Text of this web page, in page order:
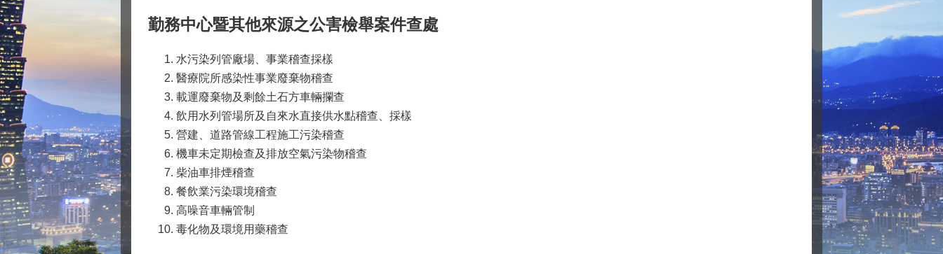
勤務中心暨其他來源之公害檢舉案件查處
水污染列管廠場、事業稽查採樣
醫療院所感染性事業廢棄物稽查
載運廢棄物及剩餘土石方車輛攔查
飲用水列管場所及自來水直接供水點稽查、採樣
營建、道路管線工程施工污染稽查
機車未定期檢查及排放空氣污染物稽查
柴油車排煙稽查
餐飲業污染環境稽查
高噪音車輛管制
毒化物及環境用藥稽查